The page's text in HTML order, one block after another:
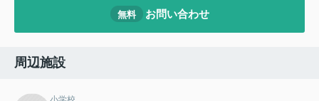
無料 お問い合わせ
周辺施設